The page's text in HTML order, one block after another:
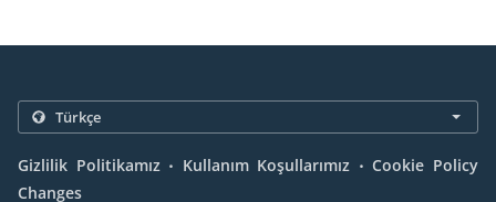
Gizlilik Politikamız . Kullanım Koşullarımız . Cookie Policy
Changes